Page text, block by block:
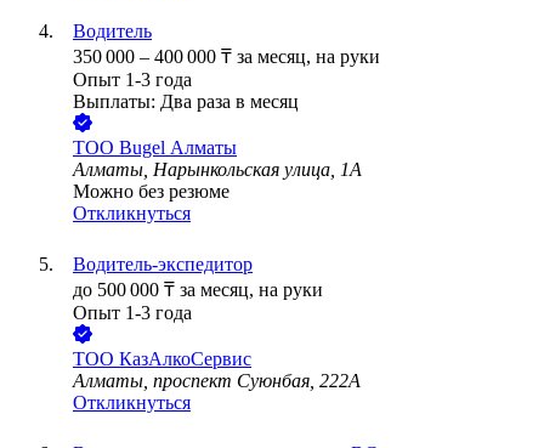
Водитель
350 000 – 400 000 ₸ за месяц, на руки
Опыт 1-3 года
Выплаты: Два раза в месяц
ТОО Bugel Алматы
Алматы, Нарынкольская улица, 1А
Можно без резюме
Откликнуться
Водитель-экспедитор
до 500 000 ₸ за месяц, на руки
Опыт 1-3 года
ТОО КазАлкоСервис
Алматы, проспект Суюнбая, 222А
Откликнуться